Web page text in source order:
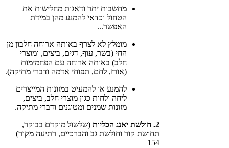
מחשבות יתר ודאגות מחלישות את
הטחול וכדאי להמנע מהן במידת
האפשר...
מומלץ לא לצרף באותה ארוחה חלבון מן
החי (בשר, עוף, דגים, ביצים, ומוצרי
חלב) באותה ארוחה עם הפחמימות
(אורז, לחם, תפוחי אדמה ודברי מתיקה).
להמנע או להמעיט במזונות המייצרים
ליחה ולחות כגון מוצרי חלב, ביצים,
מזונות שמנים ומטוגנים ודברי מתיקה.
2. חולשת יאנג הכליות
(שלשול מוקדם בבוקר,
תחושת קור וחולשת גב והברכיים, רתיעה מקור)
154